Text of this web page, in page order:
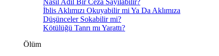
Nasıl Adil Bir Ceza Sayılabilir?
İblis Aklımızı Okuyabilir mi Ya Da Aklımıza
Düşünceler Sokabilir mi?
Kötülüğü Tanrı mı Yarattı?
Ölüm